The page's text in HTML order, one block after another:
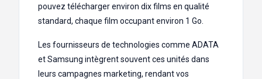
pouvez télécharger environ dix films en qualité
standard, chaque film occupant environ 1 Go.
Les fournisseurs de technologies comme ADATA
et Samsung intègrent souvent ces unités dans
leurs campagnes marketing, rendant vos